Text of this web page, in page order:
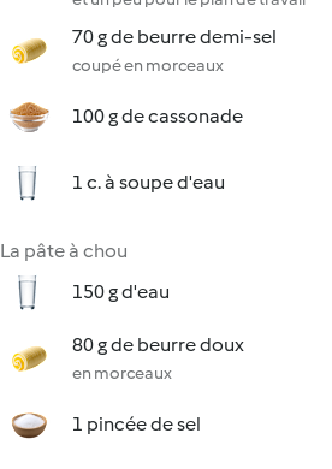
70 g de beurre demi-sel
coupé en morceaux
100 g de cassonade
1 c. à soupe d'eau
La pâte à chou
150 g d'eau
80 g de beurre doux
en morceaux
1 pincée de sel